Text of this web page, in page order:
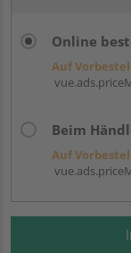
Online
Auf
Beim
Auf